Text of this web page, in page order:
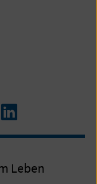
LinkedIn
Leben